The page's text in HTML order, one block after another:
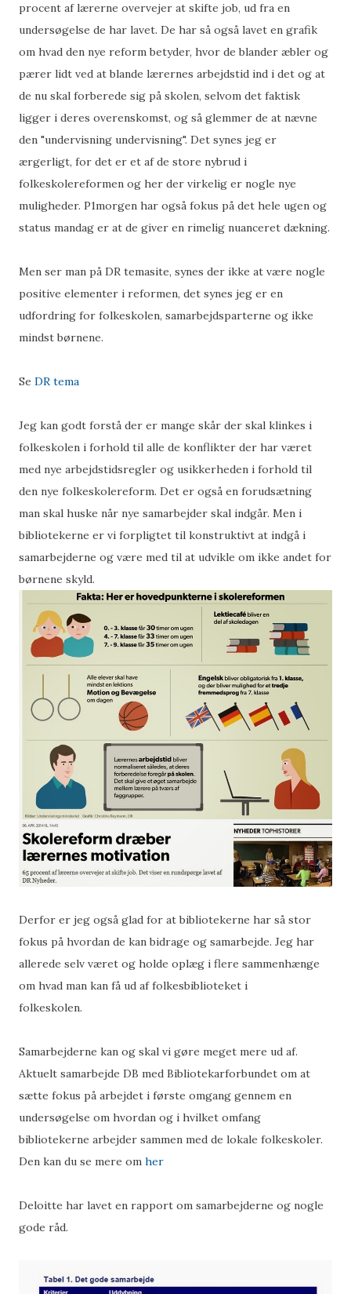
procent af lærerne overvejer at skifte job, ud fra en
undersøgelse de har lavet. De har så også lavet en grafik
om hvad den nye reform betyder, hvor de blander æbler og
pærer lidt ved at blande lærernes arbejdstid ind i det og at
de nu skal forberede sig på skolen, selvom det faktisk
ligger i deres overenskomst, og så glemmer de at nævne
den "undervisning undervisning". Det synes jeg er
ærgerligt, for det er et af de store nybrud i
folkeskolereformen og her der virkelig er nogle nye
muligheder. P1morgen har også fokus på det hele ugen og
status mandag er at de giver en rimelig nuanceret dækning.
Men ser man på DR temasite, synes der ikke at være nogle
positive elementer i reformen, det synes jeg er en
udfordring for folkeskolen, samarbejdsparterne og ikke
mindst børnene.
Se DR tema
Jeg kan godt forstå der er mange skår der skal klinkes i
folkeskolen i forhold til alle de konflikter der har været
med nye arbejdstidsregler og usikkerheden i forhold til
den nye folkeskolereform. Det er også en forudsætning
man skal huske når nye samarbejder skal indgår. Men i
bibliotekerne er vi forpligtet til konstruktivt at indgå i
samarbejderne og være med til at udvikle om ikke andet for
børnene skyld.
Derfor er jeg også glad for at bibliotekerne har så stor
fokus på hvordan de kan bidrage og samarbejde. Jeg har
allerede selv været og holde oplæg i flere sammenhænge
om hvad man kan få ud af folkesbiblioteket i
folkeskolen.
Samarbejderne kan og skal vi gøre meget mere ud af.
Aktuelt samarbejde DB med Bibliotekarforbundet om at
sætte fokus på arbejdet i første omgang gennem en
undersøgelse om hvordan og i hvilket omfang
bibliotekerne arbejder sammen med de lokale folkeskoler.
Den kan du se mere om her
Deloitte har lavet en rapport om samarbejderne og nogle
gode råd.